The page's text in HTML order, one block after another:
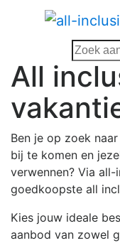
All
Ben je op zoek
bij te komen en
verwennen? Via
goedkoopste all
Kies jouw ideale
aanbod van zowel